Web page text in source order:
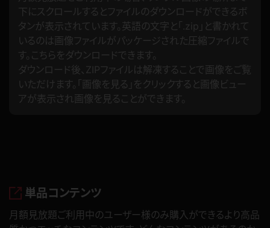
下にスクロールするとファイルのダウンロードができるボ
タンが表示されています。英語の文字と「.zip」と書かれて
いるのは画像ファイルがパッケージされた圧縮ファイルで
す。こちらをダウンロードできます。
ダウンロード後、ZIPファイルは解凍することで画像をご覧
いただけます。「画像を見る」をクリックすると画像ビュー
アが表示され画像を見ることができます。
単品コンテンツ
月額見放題ご利用中のユーザー様のみ購入ができるより高品